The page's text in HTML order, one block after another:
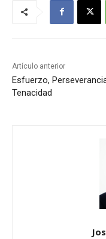
Artículo anterior
Esfuerzo,
Tenacidad